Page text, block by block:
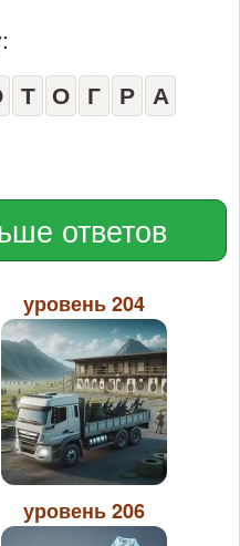
Т О Г Р
А
ответов
уровень 204
уровень 206